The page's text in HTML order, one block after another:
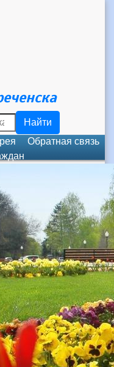
Найти
Обратная связь